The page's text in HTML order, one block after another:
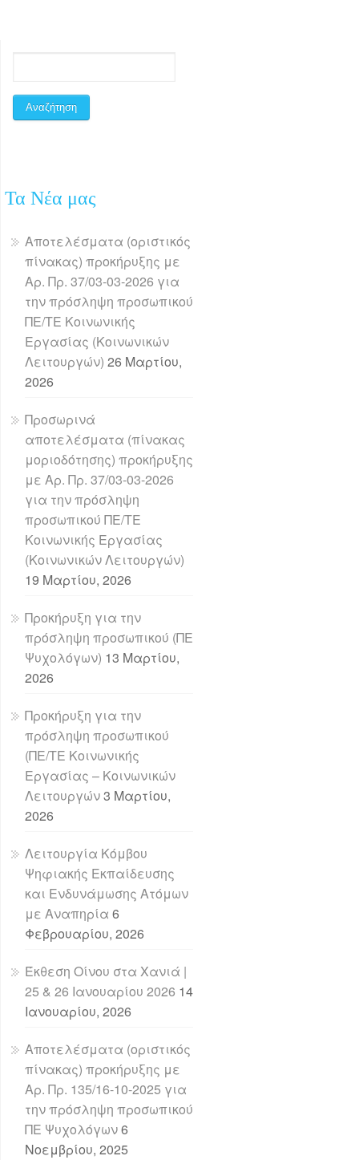
Τα Νέα μας
Αποτελέσματα (οριστικός
πίνακας) προκήρυξης με
Αρ. Πρ. 37/03-03-2026 για
την πρόσληψη προσωπικού
ΠΕ/ΤΕ Κοινωνικής
Εργασίας (Κοινωνικών
Λειτουργών) 26 Μαρτίου,
2026
Προσωρινά
αποτελέσματα (πίνακας
μοριοδότησης) προκήρυξης
με Αρ. Πρ. 37/03-03-2026
για την πρόσληψη
προσωπικού ΠΕ/ΤΕ
Κοινωνικής Εργασίας
(Κοινωνικών Λειτουργών)
19 Μαρτίου, 2026
Προκήρυξη για την
πρόσληψη προσωπικού (ΠΕ
Ψυχολόγων) 13 Μαρτίου,
2026
Προκήρυξη για την
πρόσληψη προσωπικού
(ΠΕ/ΤΕ Κοινωνικής
Εργασίας – Κοινωνικών
Λειτουργών3 Μαρτίου,
2026
Λειτουργία Κόμβου
Ψηφιακής Εκπαίδευσης
και Ενδυνάμωσης Ατόμων
με Αναπηρία 6
Φεβρουαρίου, 2026
Έκθεση Οίνου στα Χανιά |
25 & 26 Ιανουαρίου 2026 14
Ιανουαρίου, 2026
Αποτελέσματα (οριστικός
πίνακας) προκήρυξης με
Αρ. Πρ. 135/16-10-2025 για
την πρόσληψη προσωπικού
ΠΕ Ψυχολόγων6
Νοεμβρίου, 2025